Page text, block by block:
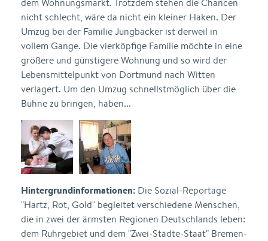
dem Wohnungsmarkt. Trotzdem stehen die Chancen
nicht schlecht, wäre da nicht ein kleiner Haken. Der
Umzug bei der Familie Jungbäcker ist derweil in
vollem Gange. Die vierköpfige Familie möchte in eine
größere und günstigere Wohnung und so wird der
Lebensmittelpunkt von Dortmund nach Witten
verlagert. Um den Umzug schnellstmöglich über die
Bühne zu bringen, haben...
Hintergrundinformationen: Die Sozial-Reportage
"Hartz, Rot, Gold" begleitet verschiedene Menschen,
die in zwei der ärmsten Regionen Deutschlands leben:
dem Ruhrgebiet und dem "Zwei-Städte-Staat" Bremen-